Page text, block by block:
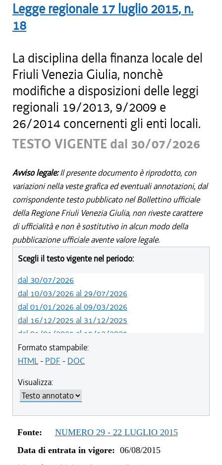
Legge regionale 17 luglio 2015, n.
18
La disciplina della finanza locale del
Friuli Venezia Giulia, nonchè
modifiche a disposizioni delle leggi
regionali 19/2013, 9/2009 e
26/2014 concernenti gli enti locali.
TESTO VIGENTE dal 30/07/2026
Avviso legale:Il presente documento è riprodotto, con
variazioni nella veste grafica ed eventuali annotazioni, dal
corrispondente testo pubblicato nel Bollettino ufficiale
della Regione Friuli Venezia Giulia, non riveste carattere
di ufficialità e non è sostitutivo in alcun modo della
pubblicazione ufficiale avente valore legale.
Scegli il testo vigente nel periodo:
dal 30/07/2026
dal 10/03/2026 al 29/07/2026
dal 01/01/2026 al 09/03/2026
dal 16/12/2025 al 31/12/2025
dal 01/01/2025 al 15/12/2025
dal 01/01/2024 al 31/12/2024
dal 23/02/2023 al 31/12/2023
dal 14/06/2022 al 31/12/2022
dal 06/11/2021 al 31/12/2021
dal 12/08/2021 al 05/11/2021
dal 20/05/2021 al 11/08/2021
dal 01/01/2021 al 26/04/2021
Formato stampabile:
HTML- PDF - DOC
Visualizza:
Fonte:
NUMERO 29 - 22 LUGLIO 2015
Data di entrata in vigore: 06/08/2015